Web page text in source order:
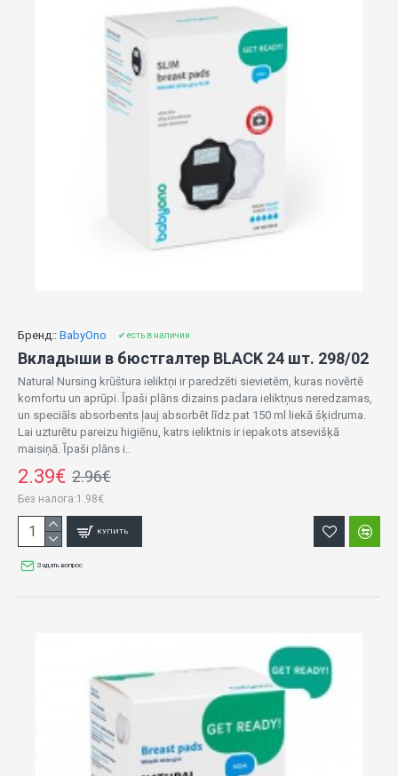
Бренд:: BabyOno ✔ есть в наличии
Вкладыши в бюстгалтер BLACK 24 шт. 298/02
Natural Nursing krūštura ieliktņi ir paredzēti sievietēm, kuras novērtē
komfortu un aprūpi. Īpaši plāns dizains padara ieliktņus neredzamas,
un speciāls absorbents ļauj absorbēt līdz pat 150 ml liekā šķidruma.
Lai uzturētu pareizu higiēnu, katrs ieliktnis ir iepakots atsevišķā
maisiņā. Īpaši plāns i..
2.39€ 2.96€
Без налога:1.98€
КУПИТЬ
Задать вопрос